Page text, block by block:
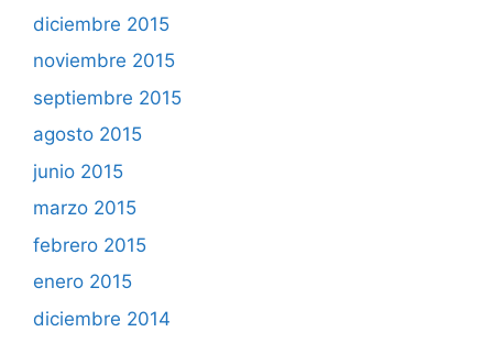
diciembre 2015
noviembre 2015
septiembre 2015
agosto 2015
junio 2015
marzo 2015
febrero 2015
enero 2015
diciembre 2014